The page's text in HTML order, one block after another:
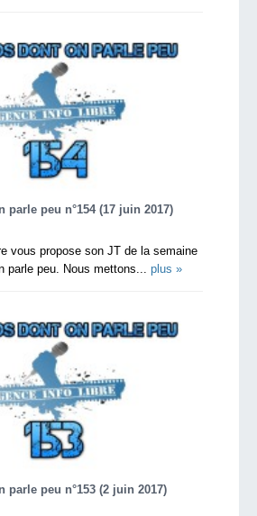
parle peu n°154 (17 juin 2017)
vous propose son JT de la semaine
parle peu. Nous mettons... plus »
parle peu n°153 (2 juin 2017)